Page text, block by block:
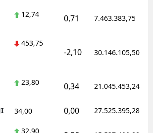
12,74 0,71 7.463.383,75
453,75
-2,10 30.146.105,50
23,80 0,34 21.045.453,24
34,00 0,00 27.525.395,28
32,90